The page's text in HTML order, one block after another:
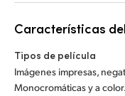
Netherlands
New Zealand
Norway
Características
Tipos de película
Imágenes impresas,
Monocromáticas y a color.